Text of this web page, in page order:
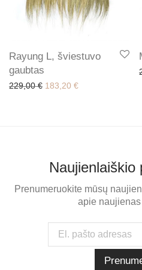
Rayung L, šviestuvo
gaubtas
229,00€ Original price was: 229,00
183,20 €Current price is:
Naujienlaiškio
Prenumeruokite mūsų
apie